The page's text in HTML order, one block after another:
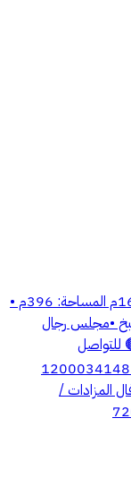
للبيع دور "تأسيس دورين" حي مكة شرقاً: شارع 16م المساحة: 396م •
•مجلس رجال
للتواصل
0509997547 / 0509995740 رخصة فال / 1200034148
2200004389 رخصة فال المزادات /